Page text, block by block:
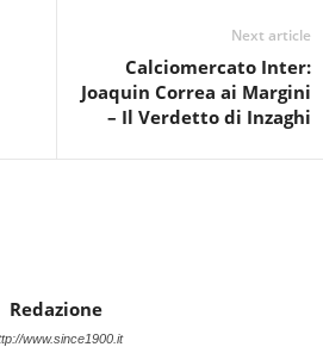
Next article
Calciomercato Inter:
Joaquin Correa ai Margini
– Il Verdetto di Inzaghi
Redazione
www.since1900.it